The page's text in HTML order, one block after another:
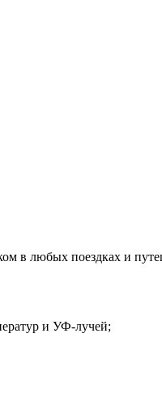
в любых поездках и
и УФ-лучей;